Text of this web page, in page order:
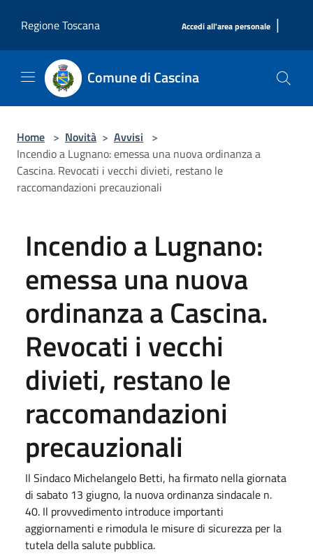
Regione Toscana
Accedi all'area personale |
Comune di Cascina
Home > Novità > Avvisi >
Incendio a Lugnano: emessa una nuova ordinanza a
Cascina. Revocati i vecchi divieti, restano le
raccomandazioni precauzionali
Incendio a Lugnano:
emessa una nuova
ordinanza a Cascina.
Revocati i vecchi
divieti, restano le
raccomandazioni
precauzionali
Il Sindaco Michelangelo Betti, ha firmato nella giornata
di sabato 13 giugno, la nuova ordinanza sindacale n.
40. Il provvedimento introduce importanti
aggiornamenti e rimodula le misure di sicurezza per la
tutela della salute pubblica.